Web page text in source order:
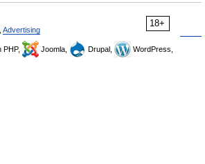
18+
Advertising
PHP, Joomla, Drupal,
WordPress,